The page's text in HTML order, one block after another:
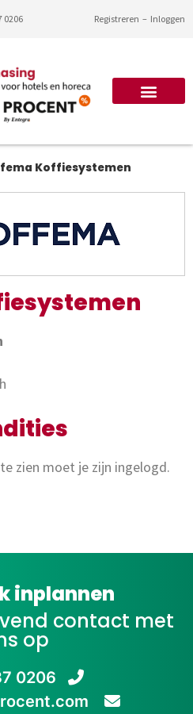
0206 Registreren – Inloggen
Koffiesystemen
zien moet je zijn ingelogd.
inplannen
contact met
op
0206